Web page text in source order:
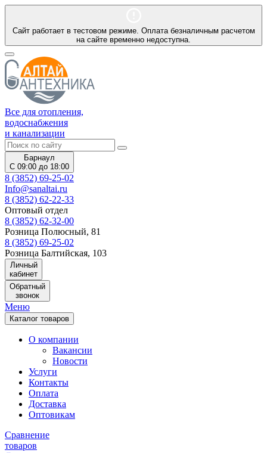
Сайт работает в тестовом режиме. Оплата безналичным расчетом
на сайте временно недоступна.
Все для отопления,
водоснабжения
и канализации
Барнаул
С 09:00 до 18:00
8 (3852) 69-25-02
Info@sanaltai.ru
8 (3852) 62-22-33
Оптовый отдел
8 (3852) 62-32-00
Розница Полюсный, 81
8 (3852) 69-25-02
Розница Балтийская, 103
Личный
кабинет
Обратный
звонок
Меню
Каталог товаров
О компании
Вакансии
Новости
Услуги
Контакты
Оплата
Доставка
Оптовикам
Сравнение
товаров